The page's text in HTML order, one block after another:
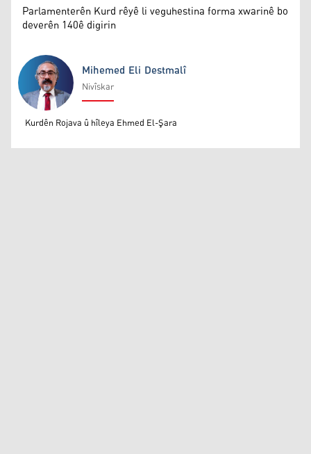
Parlamenterên Kurd rêyê li veguhestina forma xwarinê bo
deverên 140ê digirin
Mihemed Eli Destmalî
Mihemed Eli Destmalî
Nivîskar
Kurdên Rojava û hîleya Ehmed El-Şara